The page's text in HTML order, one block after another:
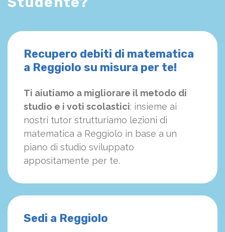
Recupero debiti di matematica
a Reggiolo su misura per te!
Ti aiutiamo a migliorare il metodo di
studio e i voti scolastici: insieme ai
nostri tutor strutturiamo lezioni di
matematica a Reggiolo in base a un
piano di studio sviluppato
appositamente per te.
Sedi a Reggiolo